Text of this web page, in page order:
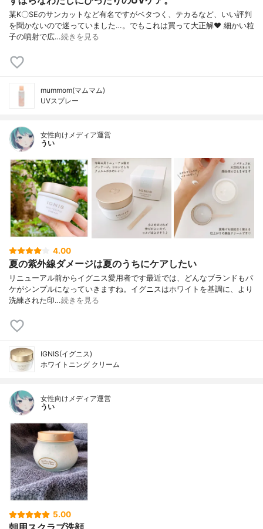
某K〇SEのサンカットなど有名ですがベタつく、テカるなど、いい評判
を聞かないので迷っていました…。でもこれは買って大正解❤ 細かい粒
子の噴射で広…続きを見る
mummom(マムマム)
UVスプレー
女性向けメディア運営
うい
4.00
夏の紫外線ダメージは夏のうちにケアしたい
リニューアル前からイグニス愛用者です最近では、どんなブランドもパ
ケがシンプルになっていきますね。イグニスはホワイトを基調に、より
洗練された印…続きを見る
IGNIS(イグニス)
ホワイトニング クリーム
女性向けメディア運営
うい
5.00